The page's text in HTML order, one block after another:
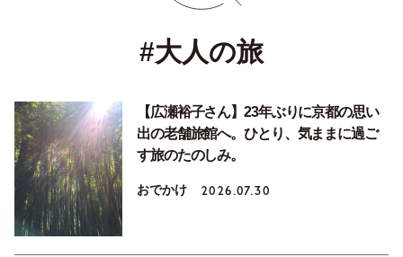
#大人の旅
【広瀬裕子さん】23年ぶりに京都の思い
出の老舗旅館へ。ひとり、気ままに過ご
す旅のたのしみ。
おでかけ 2026.07.30